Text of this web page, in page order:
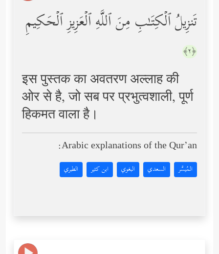
تَنزِیلُ ٱلۡكِتَـٰبِ مِنَ ٱللَّهِ ٱلۡعَزِیزِ ٱلۡحَكِیمِ
﴿٢﴾
इस पुस्तक का अवतरण अल्लाह की
ओर से है, जो सब पर प्रभुत्वशाली, पूर्ण
हिकमत वाला है।
Arabic explanations of the Qur’an:
المُيسَّر السعدي البغوي ابن كثير الطبري